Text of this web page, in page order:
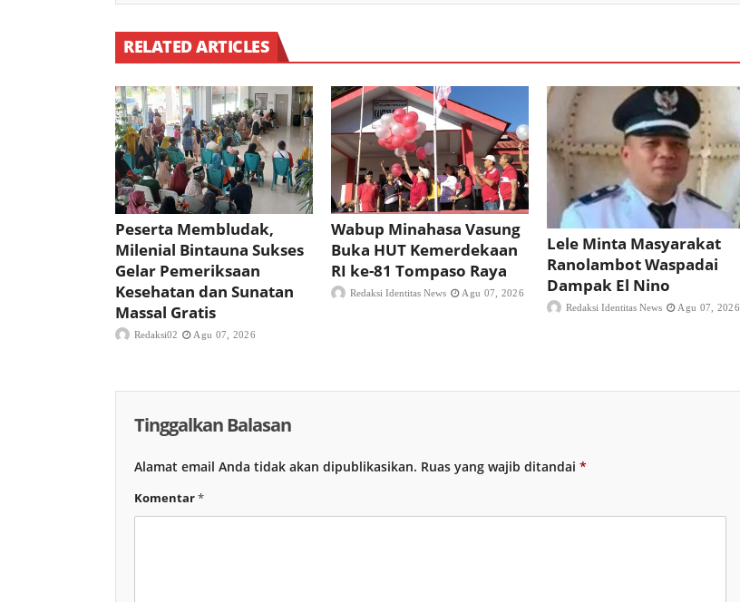
RELATED ARTICLES
Peserta Membludak,
Milenial Bintauna Sukses
Gelar Pemeriksaan
Kesehatan dan Sunatan
Massal Gratis
Redaksi02 Agu 07, 2026
Wabup Minahasa Vasung
Buka HUT Kemerdekaan
RI ke-81 Tompaso Raya
Redaksi Identitas News Agu 07, 2026
Lele Minta Masyarakat
Ranolambot Waspadai
Dampak El Nino
Redaksi Identitas News Agu 07, 2026
Tinggalkan Balasan
Alamat email Anda tidak akan dipublikasikan. Ruas yang wajib ditandai *
Komentar*